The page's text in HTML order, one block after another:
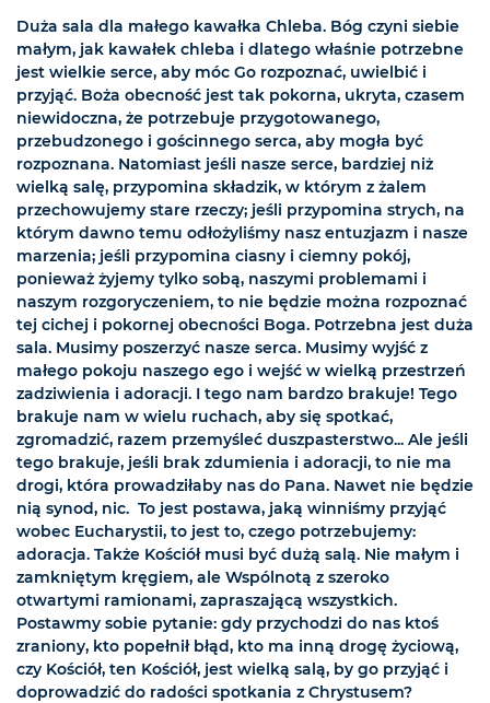
Duża sala dla małego kawałka Chleba. Bóg czyni siebie
małym, jak kawałek chleba i dlatego właśnie potrzebne
jest wielkie serce, aby móc Go rozpoznać, uwielbić i
przyjąć. Boża obecność jest tak pokorna, ukryta, czasem
niewidoczna, że potrzebuje przygotowanego,
przebudzonego i gościnnego serca, aby mogła być
rozpoznana. Natomiast jeśli nasze serce, bardziej niż
wielką salę, przypomina składzik, w którym z żalem
przechowujemy stare rzeczy; jeśli przypomina strych, na
którym dawno temu odłożyliśmy nasz entuzjazm i nasze
marzenia; jeśli przypomina ciasny i ciemny pokój,
ponieważ żyjemy tylko sobą, naszymi problemami i
naszym rozgoryczeniem, to nie będzie można rozpoznać
tej cichej i pokornej obecności Boga. Potrzebna jest duża
sala. Musimy poszerzyć nasze serca. Musimy wyjść z
małego pokoju naszego ego i wejść w wielką przestrzeń
zadziwienia i adoracji. I tego nam bardzo brakuje! Tego
brakuje nam w wielu ruchach, aby się spotkać,
zgromadzić, razem przemyśleć duszpasterstwo... Ale jeśli
tego brakuje, jeśli brak zdumienia i adoracji, to nie ma
drogi, która prowadziłaby nas do Pana. Nawet nie będzie
nią synod, nic. To jest postawa, jaką winniśmy przyjąć
wobec Eucharystii, to jest to, czego potrzebujemy:
adoracja. Także Kościół musi być dużą salą. Nie małym i
zamkniętym kręgiem, ale Wspólnotą z szeroko
otwartymi ramionami, zapraszającą wszystkich.
Postawmy sobie pytanie: gdy przychodzi do nas ktoś
zraniony, kto popełnił błąd, kto ma inną drogę życiową,
czy Kościół, ten Kościół, jest wielką salą, by go przyjąć i
doprowadzić do radości spotkania z Chrystusem?